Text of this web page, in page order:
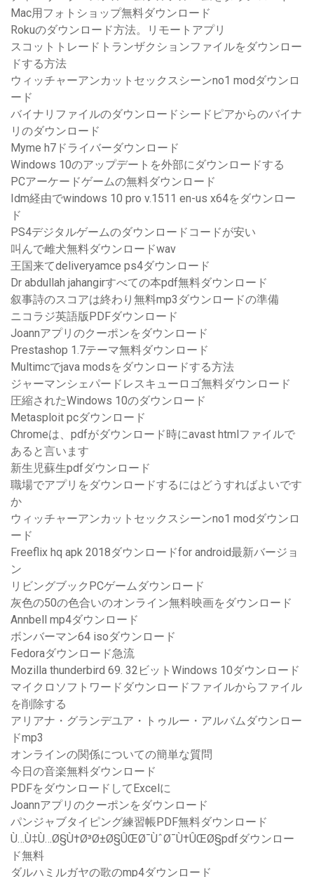
Mac用フォトショップ無料ダウンロード
Rokuのダウンロード方法。リモートアプリ
スコットトレードトランザクションファイルをダウンロー
ドする方法
ウィッチャーアンカットセックスシーンno1 modダウンロ
ード
バイナリファイルのダウンロードシードピアからのバイナ
リのダウンロード
Myme h7ドライバーダウンロード
Windows 10のアップデートを外部にダウンロードする
PCアーケードゲームの無料ダウンロード
Idm経由でwindows 10 pro v.1511 en-us x64をダウンロー
ド
PS4デジタルゲームのダウンロードコードが安い
叫んで雌犬無料ダウンロードwav
王国来てdeliveryamce ps4ダウンロード
Dr abdullah jahangirすべての本pdf無料ダウンロード
叙事詩のスコアは終わり無料mp3ダウンロードの準備
ニコラジ英語版PDFダウンロード
Joannアプリのクーポンをダウンロード
Prestashop 1.7テーマ無料ダウンロード
Multimcでjava modsをダウンロードする方法
ジャーマンシェパードレスキューロゴ無料ダウンロード
圧縮されたWindows 10のダウンロード
Metasploit pcダウンロード
Chromeは、pdfがダウンロード時にavast htmlファイルで
あると言います
新生児蘇生pdfダウンロード
職場でアプリをダウンロードするにはどうすればよいです
か
ウィッチャーアンカットセックスシーンno1 modダウンロ
ード
Freeflix hq apk 2018ダウンロードfor android最新バージョ
ン
リビングブックPCゲームダウンロード
灰色の50の色合いのオンライン無料映画をダウンロード
Annbell mp4ダウンロード
ボンバーマン64 isoダウンロード
Fedoraダウンロード急流
Mozilla thunderbird 69. 32ビットWindows 10ダウンロード
マイクロソフトワードダウンロードファイルからファイル
を削除する
アリアナ・グランデユア・トゥルー・アルバムダウンロー
ドmp3
オンラインの関係についての簡単な質問
今日の音楽無料ダウンロード
PDFをダウンロードしてExcelに
Joannアプリのクーポンをダウンロード
パンジャブタイピング練習帳PDF無料ダウンロード
Ù…Ù‡Ù…Ø§Ù†Ø³Ø±Ø§ÛŒØ¯ÙˆØ¯Ù†ÛŒØ§pdfダウンロー
ド無料
ダルハミルガヤの歌のmp4ダウンロード